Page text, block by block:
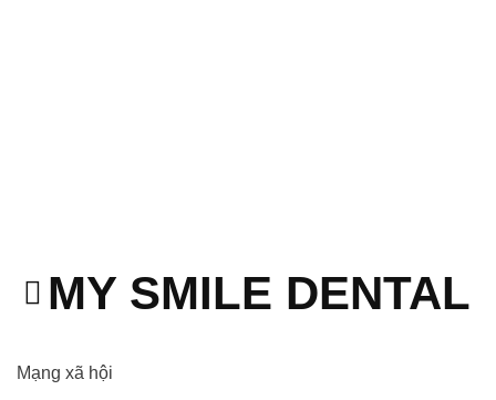
MY SMILE DENTAL
Mạng xã hội